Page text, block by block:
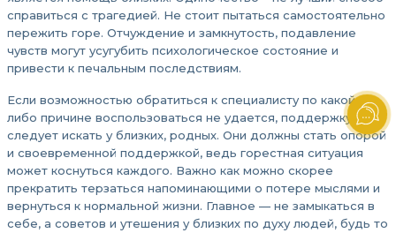
справиться с трагедией. Не стоит пытаться самостоятельно
пережить горе. Отчуждение и замкнутость, подавление
чувств могут усугубить психологическое состояние и
привести к печальным последствиям.
Если возможностью обратиться к специалисту по какой-
либо причине воспользоваться не удается, поддержку
следует искать у близких, родных. Они должны стать опорой
и своевременной поддержкой, ведь горестная ситуация
может коснуться каждого. Важно как можно скорее
прекратить терзаться напоминающими о потере мыслями и
вернуться к нормальной жизни. Главное — не замыкаться в
себе, а советов и утешения у близких по духу людей, будь то